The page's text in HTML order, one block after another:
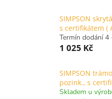
SIMPSON
s certifikátem (
Termín dodání
1 025 Kč
SIMPSON
pozink., s
Skladem u